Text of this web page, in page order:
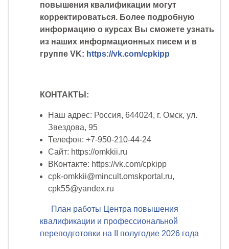
повышения квалификации могут
корректироваться. Более подробную
информацию о курсах Вы сможете узнать
из наших информационных писем и в
группе VK: https://vk.com/cpkipp
КОНТАКТЫ:
Наш адрес: Россия, 644024, г. Омск, ул.
Звездова, 95
Телефон: +7-950-210-44-24
Сайт: https://omkkii.ru
ВКонтакте: https://vk.com/cpkipp
cpk-omkkii@mincult.omskportal.ru,
cpk55@yandex.ru
План работы Центра повышения
квалификации и профессиональной
переподготовки на II полугодие 2026 года